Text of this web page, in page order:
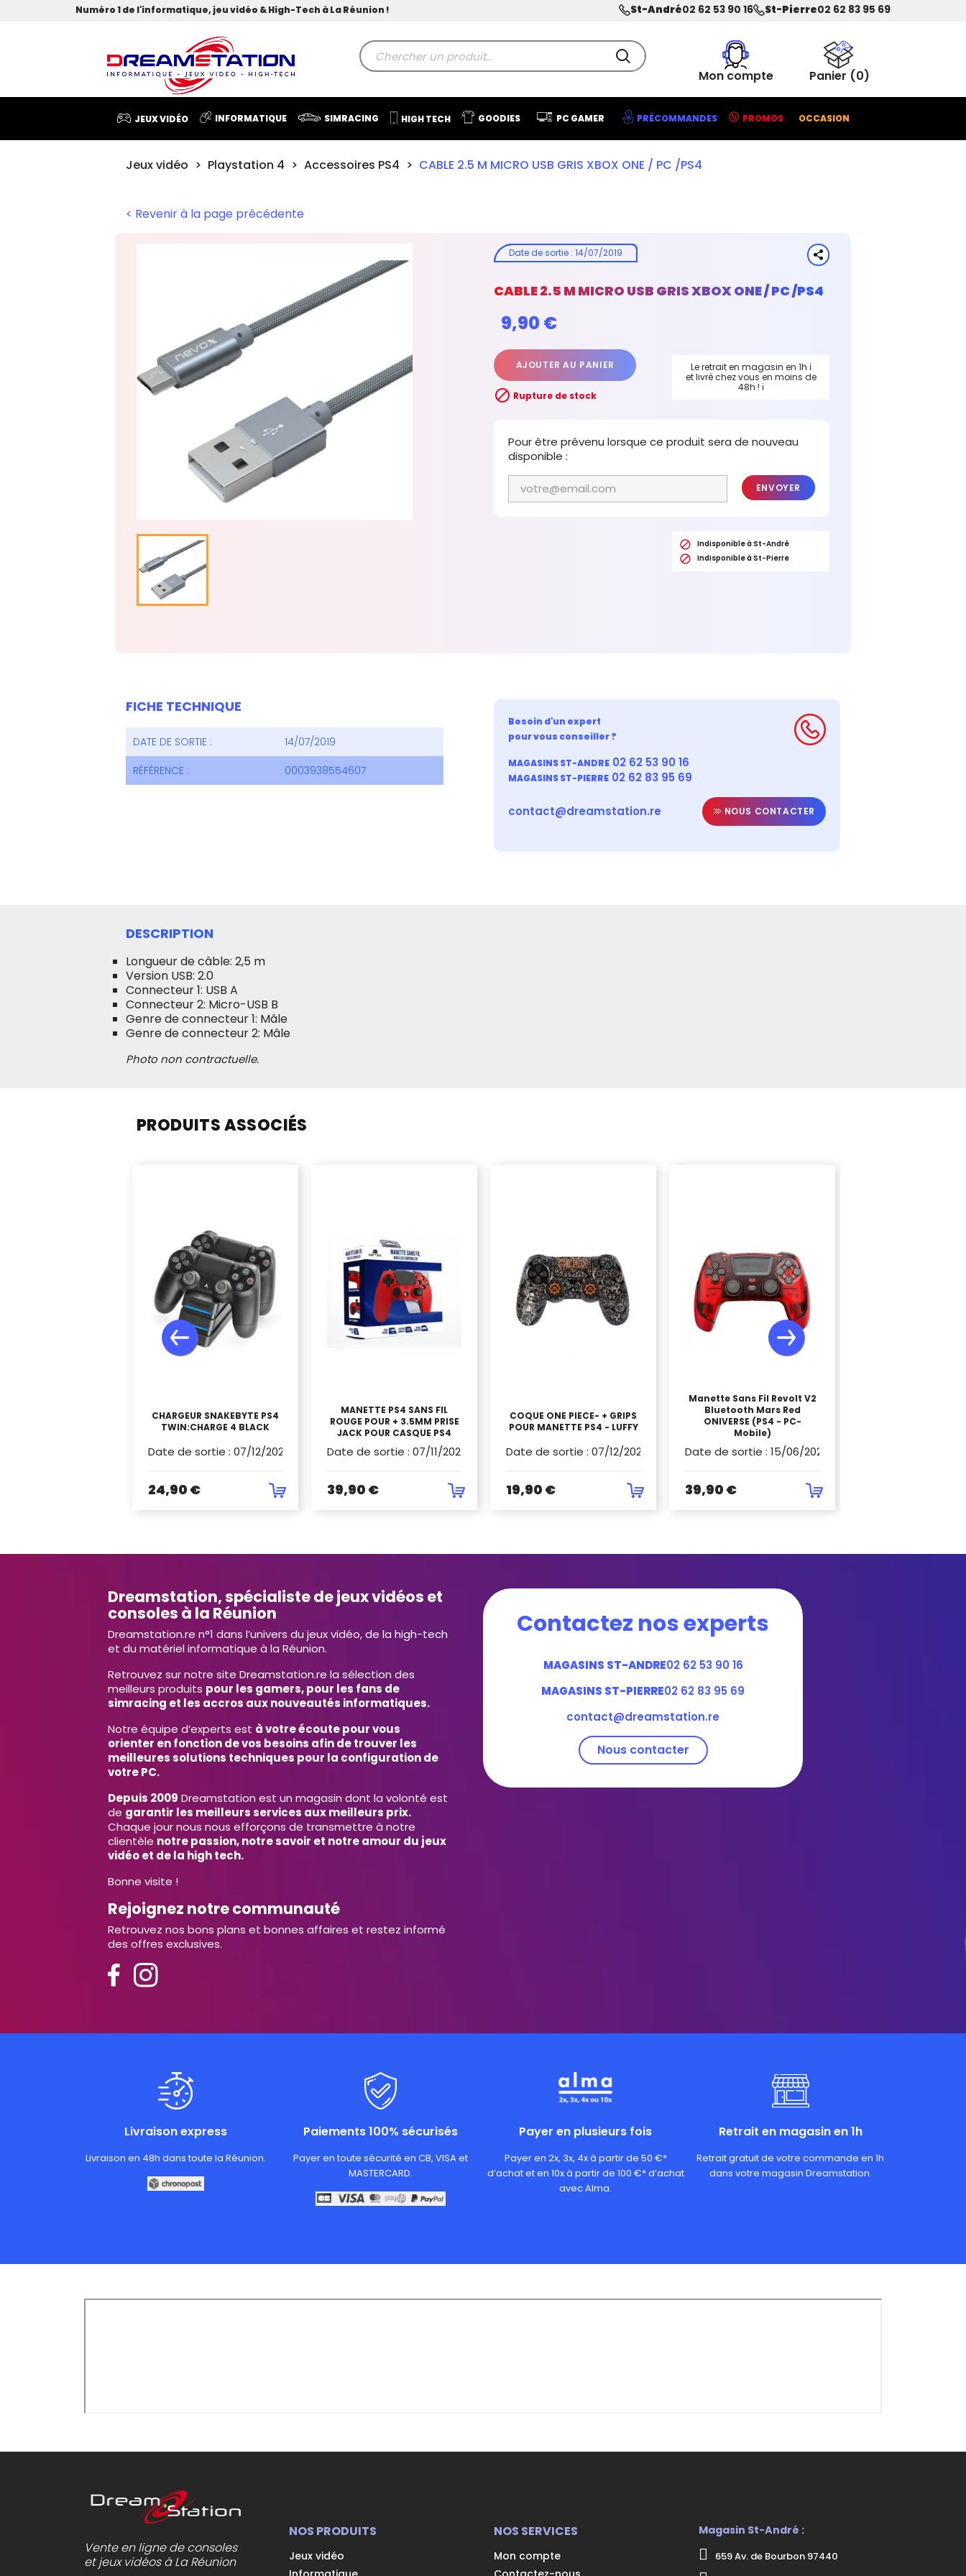
Numéro 1 de l'informatique, jeu vidéo & High-Tech à La Réunion ! St-André02 62 53 90 16 St-Pierre02 62 83 95 69
Mon compte Panier (0)
JEUX VIDÉO INFORMATIQUE SIMRACING HIGH TECH GOODIES PC GAMER PRÉCOMMANDES PROMOS OCCASION
Jeux vidéo Playstation 4 Accessoires PS4 CABLE 2.5 M MICRO USB GRIS XBOX ONE / PC /PS4
< Revenir à la page précédente
Date de sortie: 14/07/2019
CABLE 2.5 M MICRO USB GRIS XBOX ONE / PC /PS4
9,90 €
AJOUTER AU PANIER
 Rupture de stock
Le retrait en magasin en 1h ℹ
et livré chez vous en moins de
48h ! ℹ
Pour être prévenu lorsque ce produit sera de nouveau
disponible :
ENVOYER
 Indisponible à St-André
 Indisponible à St-Pierre
FICHE TECHNIQUE
DATE DE SORTIE :
14/07/2019
RÉFÉRENCE :
0003938554607
Besoin d'un expert
pour vous conseiller ?
MAGASINS ST-ANDRE 02 62 53 90 16
MAGASINS ST-PIERRE 02 62 83 95 69
contact@dreamstation.re NOUS CONTACTER
DESCRIPTION
Longueur de câble: 2,5 m
Version USB: 2.0
Connecteur 1: USB A
Connecteur 2: Micro-USB B
Genre de connecteur 1: Mâle
Genre de connecteur 2: Mâle
Photo non contractuelle.
PRODUITS ASSOCIÉS
CHARGEUR SNAKEBYTE PS4
TWIN:CHARGE 4 BLACK
Date de sortie : 07/12/2022
24,90 €
MANETTE PS4 SANS FIL
ROUGE POUR + 3.5MM PRISE
JACK POUR CASQUE PS4
Date de sortie : 07/11/2025
39,90 €
COQUE ONE PIECE- + GRIPS
POUR MANETTE PS4 - LUFFY
Date de sortie : 07/12/2022
19,90 €
Manette Sans Fil Revolt V2
Bluetooth Mars Red
ONIVERSE (PS4 - PC-
Mobile)
Date de sortie : 15/06/2025
39,90 €
Dreamstation, spécialiste de jeux vidéos et
consoles à la Réunion
Dreamstation.re n°1 dans l’univers du jeux vidéo, de la high-tech
et du matériel informatique à la Réunion.
Retrouvez sur notre site Dreamstation.re la sélection des
meilleurs produits pour les gamers, pour les fans de
simracing et les accros aux nouveautés informatiques.
Notre équipe d’experts est à votre écoute pour vous
orienter en fonction de vos besoins afin de trouver les
meilleures solutions techniques pour la configuration de
votre PC.
Depuis 2009 Dreamstation est un magasin dont la volonté est
de garantir les meilleurs services aux meilleurs prix.
Chaque jour nous nous efforçons de transmettre à notre
clientèle notre passion, notre savoir et notre amour du jeux
vidéo et de la high tech.
Bonne visite !
Rejoignez notre communauté
Retrouvez nos bons plans et bonnes affaires et restez informé
des offres exclusives.
Contactez nos experts
MAGASINS ST-ANDRE02 62 53 90 16
MAGASINS ST-PIERRE02 62 83 95 69
contact@dreamstation.re
Nous contacter
Livraison express
Livraison en 48h dans toute la Réunion.
Paiements 100% sécurisés
Payer en toute sécurité en CB, VISA et
MASTERCARD.
Payer en plusieurs fois
Payer en 2x, 3x, 4x à partir de 50 €*
d’achat et en 10x à partir de 100 €* d’achat
avec Alma.
Retrait en magasin en 1h
Retrait gratuit de votre commande en 1h
dans votre magasin Dreamstation.
Vente en ligne de consoles
et jeux vidéos à La Réunion
NOS PRODUITS
Jeux vidéo
NOS SERVICES
Mon compte
Magasin St-André :
659 Av. de Bourbon 97440